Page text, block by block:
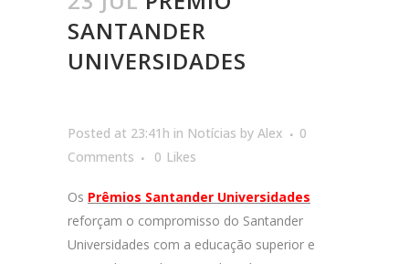
SANTANDER
UNIVERSIDADES
Posted at 23:41h in Notícias by Alex
0
Comments
0 Likes
Os Prêmios Santander Universidades
reforçam o compromisso do Santander
Universidades com a educação superior e